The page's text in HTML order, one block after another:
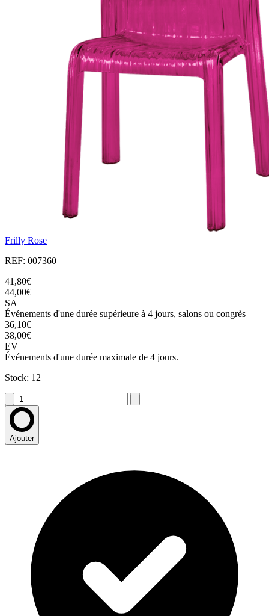
Frilly Rose
REF: 007360
41,80€
44,00€
SA
Événements d'une durée supérieure à 4 jours, salons ou congrès
36,10€
38,00€
EV
Événements d'une durée maximale de 4 jours.
Stock: 12
Ajouter